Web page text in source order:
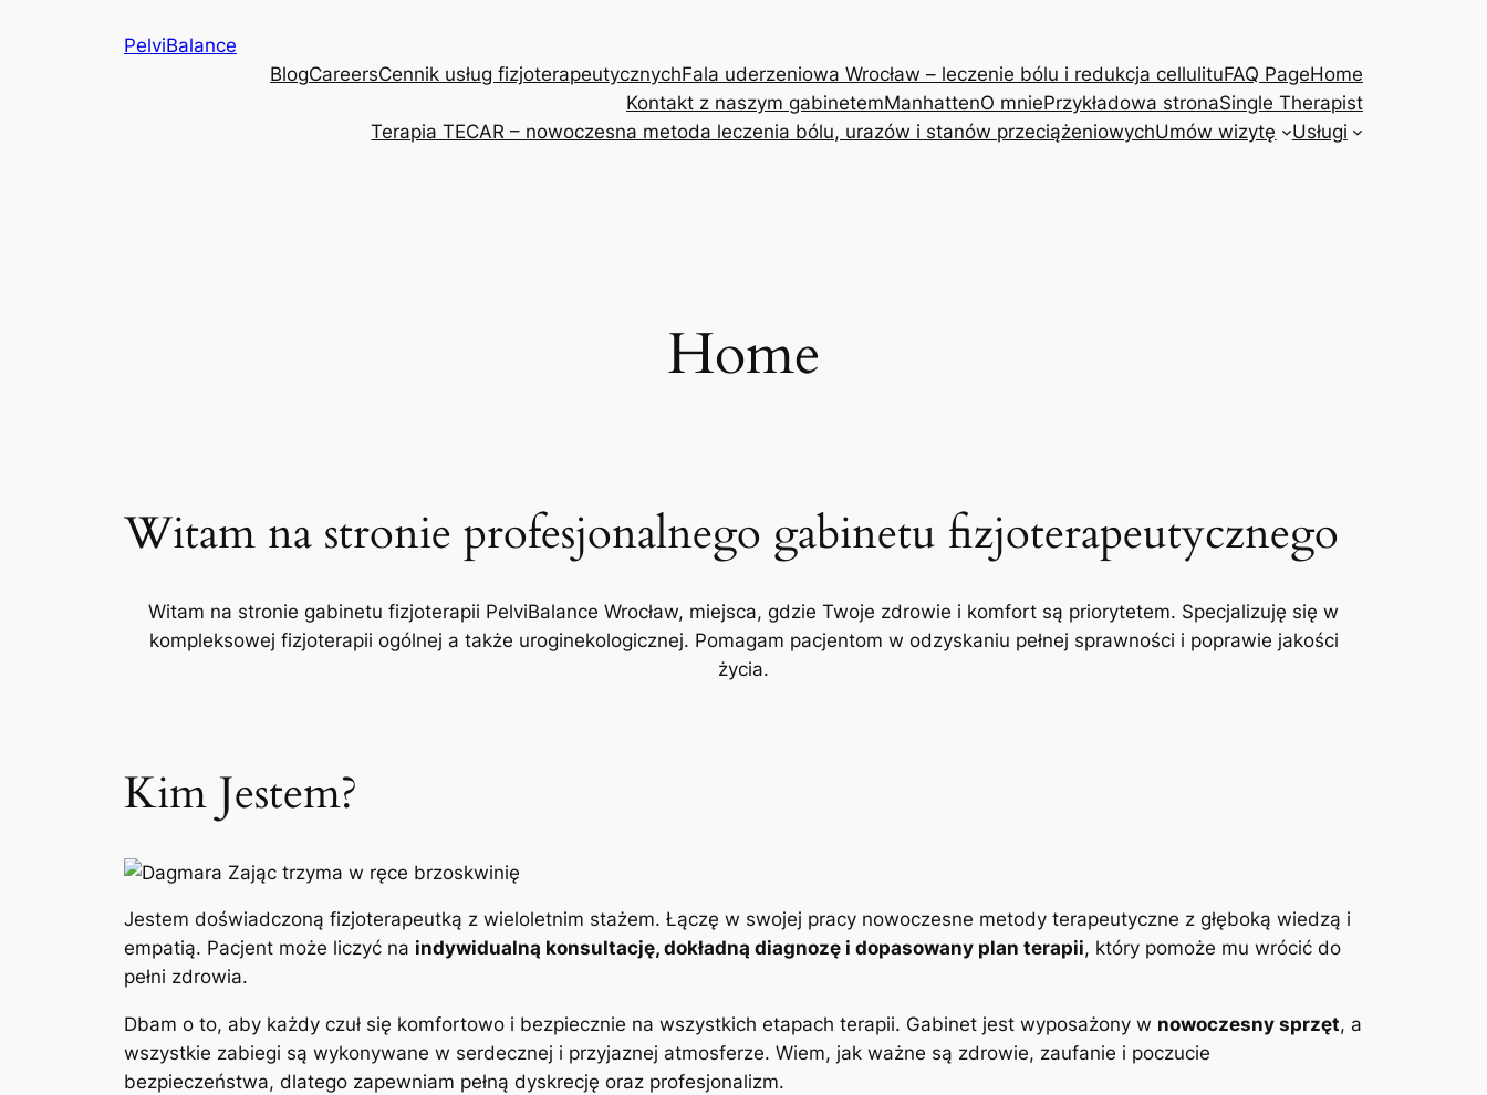
PelviBalance
BlogCareersCennik usług fizjoterapeutycznychFala uderzeniowa Wrocław – leczenie bólu i redukcja cellulituFAQ PageHome
Kontakt z naszym gabinetemManhattenO mniePrzykładowa stronaSingle Therapist
Terapia TECAR – nowoczesna metoda leczenia bólu, urazów i stanów przeciążeniowychUmów wizytę Usługi
Home
Witam na stronie profesjonalnego gabinetu fizjoterapeutycznego
Witam na stronie gabinetu fizjoterapii PelviBalance Wrocław, miejsca, gdzie Twoje zdrowie i komfort są priorytetem. Specjalizuję się w
kompleksowej fizjoterapii ogólnej a także uroginekologicznej. Pomagam pacjentom w odzyskaniu pełnej sprawności i poprawie jakości
życia.
Kim Jestem?
Jestem doświadczoną fizjoterapeutką z wieloletnim stażem. Łączę w swojej pracy nowoczesne metody terapeutyczne z głęboką wiedzą i
empatią. Pacjent może liczyć na indywidualną konsultację, dokładną diagnozę i dopasowany plan terapii, który pomoże mu wrócić do
pełni zdrowia.
Dbam o to, aby każdy czuł się komfortowo i bezpiecznie na wszystkich etapach terapii. Gabinet jest wyposażony w nowoczesny sprzęt, a
wszystkie zabiegi są wykonywane w serdecznej i przyjaznej atmosferze. Wiem, jak ważne są zdrowie, zaufanie i poczucie
bezpieczeństwa, dlatego zapewniam pełną dyskrecję oraz profesjonalizm.